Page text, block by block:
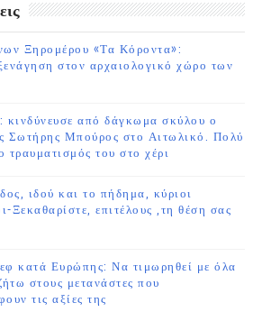
Ξηρομέρου «Τα Κόροντα»:
στον αρχαιολογικό χώρο των
κινδύνευσε από δάγκωμα σκύλου ο
Σωτήρης Μπούρος στο Αιτωλικό. Πολύ
τραυματισμός του στο χέρι
ιδού και το πήδημα, κύριοι
Ξεκαθαρίστε, επιτέλους ,τη θέση σας
κατά Ευρώπης: Να τιμωρηθεί με όλα
στους μετανάστες που
τις αξίες της